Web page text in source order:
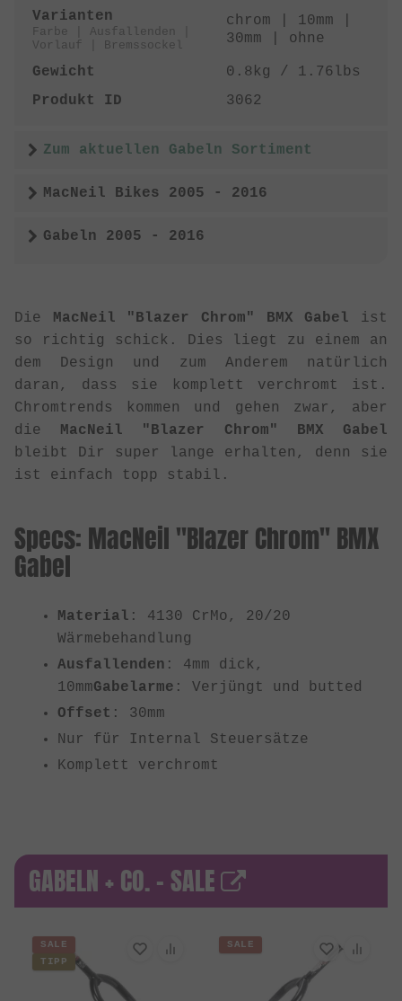
Varianten
Farbe | Ausfallenden |
Vorlauf | Bremssockel
chrom | 10mm |
30mm | ohne
Gewicht
0.8kg / 1.76lbs
Produkt ID
3062
Zum aktuellen Gabeln Sortiment
MacNeil Bikes 2005 - 2016
Gabeln 2005 - 2016
Die MacNeil "Blazer Chrom" BMX Gabel ist
so richtig schick. Dies liegt zu einem an
dem Design und zum Anderem natürlich
daran, dass sie komplett verchromt ist.
Chromtrends kommen und gehen zwar, aber
die MacNeil "Blazer Chrom" BMX Gabel
bleibt Dir super lange erhalten, denn sie
ist einfach topp stabil.
Specs: MacNeil "Blazer Chrom" BMX
Gabel
Material : 4130 CrMo, 20/20
Wärmebehandlung
Ausfallenden : 4mm dick,
10mmGabelarme : Verjüngt und butted
Offset : 30mm
Nur für Internal Steuersätze
Komplett verchromt
GABELN + CO. - SALE
SALE
TIPP
SALE